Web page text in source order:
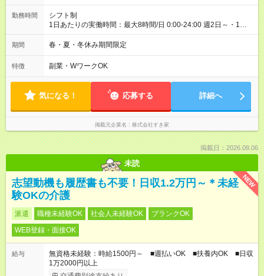
勤務時間
シフト制
1日あたりの実働時間：最大8時間/日 0:00-24:00 週2日～・1日
2h～OK ＜シフト例＞ 〇朝帯 5:00-9:00 〇昼帯 9:00-14:00 〇午
後帯 14:00-18:00 〇夜帯 18:00-22:00 〇深夜帯 22:00-翌5:00 基
ます♪
期間 春・夏・冬休み期間限定
特徴 副業・WワークOK
気になる！ 応募する 詳細へ
掲載元企業名 株式会社すき家
掲載日：2026.08.06
未読
NEW
志望動機も履歴書も不要！日収1.2万円～＊未経
験OKの介護
派遣 職種未経験OK 社会人未経験OK
ブランクOK
WEB登録・面接OK
給与
無資格未経験：時給1500円～ ■週払いOK ■扶養内OK ■日収
1万2000円以上